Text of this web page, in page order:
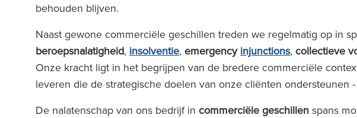
behouden blijven.
Naast gewone commerciële geschillen treden we regelmatig op in
beroepsnalatigheid, insolventie, emergency injunctions, collectieve
Onze kracht ligt in het begrijpen van de bredere commerciële
leveren die de strategische doelen van onze cliënten ondersteunen
De nalatenschap van ons bedrijf in commerciële geschillen spans